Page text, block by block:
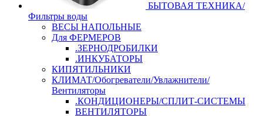
БЫТОВАЯ ТЕХНИКА/
Фильтры воды
ВЕСЫ НАПОЛЬНЫЕ
Для ФЕРМЕРОВ
.ЗЕРНОДРОБИЛКИ
.ИНКУБАТОРЫ
КИПЯТИЛЬНИКИ
КЛИМАТ/Обогреватели/Увлажнители/
Вентиляторы
.КОНДИЦИОНЕРЫ/СПЛИТ-СИСТЕМЫ
ВЕНТИЛЯТОРЫ